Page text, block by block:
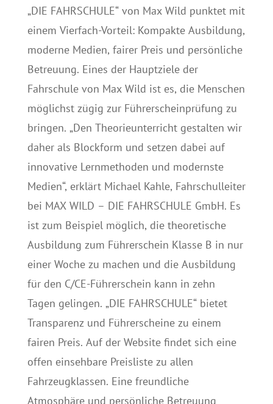
„DIE FAHRSCHULE“ von Max Wild punktet mit
einem Vierfach-Vorteil: Kompakte Ausbildung,
moderne Medien, fairer Preis und persönliche
Betreuung. Eines der Hauptziele der
Fahrschule von Max Wild ist es, die Menschen
möglichst zügig zur Führerscheinprüfung zu
bringen. „Den Theorieunterricht gestalten wir
daher als Blockform und setzen dabei auf
innovative Lernmethoden und modernste
Medien“, erklärt Michael Kahle, Fahrschulleiter
bei MAX WILD – DIE FAHRSCHULE GmbH. Es
ist zum Beispiel möglich, die theoretische
Ausbildung zum Führerschein Klasse B in nur
einer Woche zu machen und die Ausbildung
für den C/CE-Führerschein kann in zehn
Tagen gelingen. „DIE FAHRSCHULE“ bietet
Transparenz und Führerscheine zu einem
fairen Preis. Auf der Website findet sich eine
offen einsehbare Preisliste zu allen
Fahrzeugklassen. Eine freundliche
Atmosphäre und persönliche Betreuung